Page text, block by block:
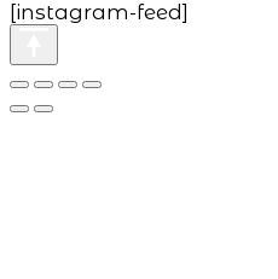
[instagram-feed]